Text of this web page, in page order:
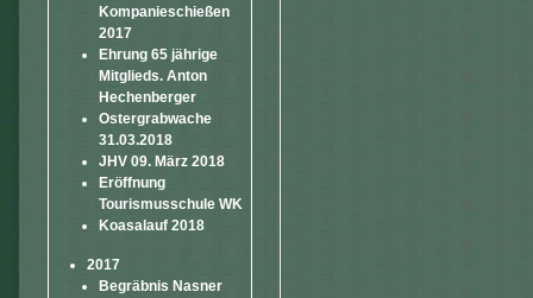
Kompanieschießen
2017
Ehrung 65 jährige
Mitglieds. Anton
Hechenberger
Ostergrabwache
31.03.2018
JHV 09. März 2018
Eröffnung
Tourismusschule WK
Koasalauf 2018
2017
Begräbnis Nasner